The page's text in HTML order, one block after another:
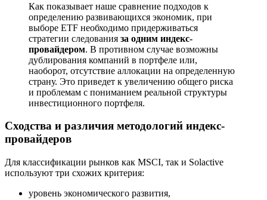
Как показывает наше сравнение подходов к
определению развивающихся экономик, при
выборе ETF необходимо придерживаться
стратегии следования за одним индекс-
провайдером. В противном случае возможны
дублирования компаний в портфеле или,
наоборот, отсутствие аллокации на определенную
страну. Это приведет к увеличению общего риска
и проблемам с пониманием реальной структуры
инвестиционного портфеля.
Cходства и различия методологий индекс-
провайдеров
Для классификации рынков как MSCI, так и Solactive
используют три схожих критерия:
уровень экономического развития,